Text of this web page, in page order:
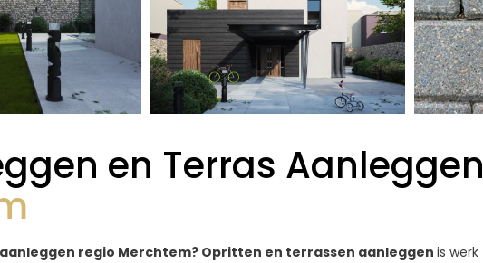
en Terras Aanleggen
regio Merchtem? Opritten en terrassen aanleggen is werk